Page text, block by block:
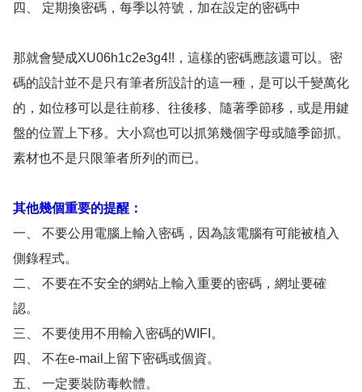
四、 定期換密碼，每季以符號，加在設定的密碼中
那就會變成XU06h1c2e3g4!!，這樣的密碼應該還可以。密
碼的設計並不是只有筆者所設計的這一種，是可以千變萬化
的，如位移可以是往前移、往後移、隨著季節移，或是用鍵
盤的位置上下移。大小寫也可以抓第幾個字母或隨季節抓。
素材也不是只限筆者所列的而已。
其他幾個重要的提醒：
一、 不要公用電腦上輸入密碼，因為該電腦有可能被植入
側錄程式。
二、 不要在不安全的網站上輸入重要的密碼，網址要確
認。
三、 不要使用不用輸入密碼的WIFI。
四、 不在e-mail上留下密碼或個資。
五、 一定要裝防毒軟體。